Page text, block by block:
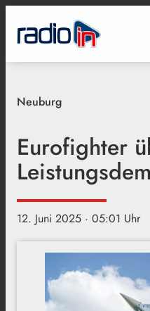
Neuburg
Eurofighter
12. Juni 2025 · 05:01 Uhr